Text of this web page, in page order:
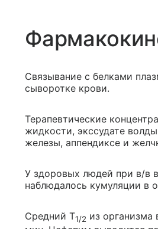
Связывание с белками
сыворотке крови.
Терапевтические
жидкости, экссудате
железы, аппендиксе и
У здоровых людей при в/в
наблюдалось кумуляции в
Средний T1/2 из